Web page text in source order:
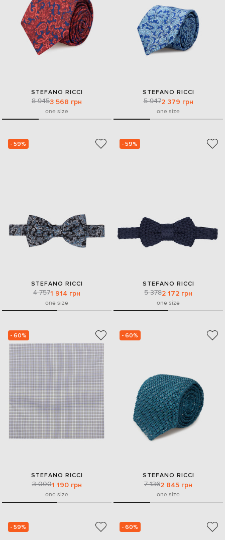
STEFANO RICCI
8 9453 568 грн
one size
STEFANO RICCI
5 9472 379 грн
one size
- 59%
STEFANO RICCI
4 7571 914 грн
one size
- 59%
STEFANO RICCI
5 3782 172 грн
one size
- 60%
STEFANO RICCI
3 0001 190 грн
one size
- 60%
STEFANO RICCI
7 1362 845 грн
one size
- 59% - 60%